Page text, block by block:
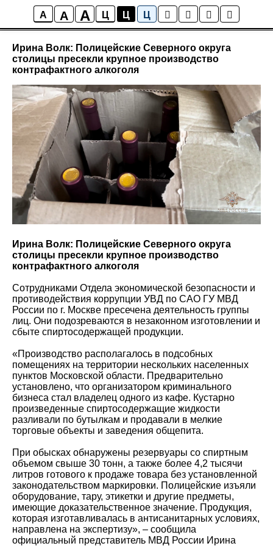
A A A Ц Ц Ц
Новости района Коптево
Ирина Волк: Полицейские Северного округа
столицы пресекли крупное производство
контрафактного алкоголя
Ирина Волк: Полицейские Северного округа
столицы пресекли крупное производство
контрафактного алкоголя
Сотрудниками Отдела экономической безопасности и
противодействия коррупции УВД по САО ГУ МВД
России по г. Москве пресечена деятельность группы
лиц. Они подозреваются в незаконном изготовлении и
сбыте спиртосодержащей продукции.
«Производство располагалось в подсобных
помещениях на территории нескольких населенных
пунктов Московской области. Предварительно
установлено, что организатором криминального
бизнеса стал владелец одного из кафе. Кустарно
произведенные спиртосодержащие жидкости
разливали по бутылкам и продавали в мелкие
торговые объекты и заведения общепита.
При обысках обнаружены резервуары со спиртным
объемом свыше 30 тонн, а также более 4,2 тысячи
литров готового к продаже товара без установленной
законодательством маркировки. Полицейские изъяли
оборудование, тару, этикетки и другие предметы,
имеющие доказательственное значение. Продукция,
которая изготавливалась в антисанитарных условиях,
направлена на экспертизу», – сообщила
официальный представитель МВД России Ирина